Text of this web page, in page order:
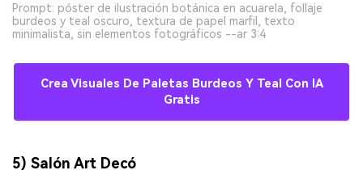
Prompt: póster de ilustración botánica en acuarela, follaje
burdeos y teal oscuro, textura de papel marfil, texto
minimalista, sin elementos fotográficos --ar 3:4
Crea Visuales De Paletas Burdeos Y Teal Con IA
Gratis
5) Salón Art Decó